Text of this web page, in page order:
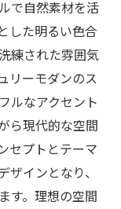
立て方
スピレーシ
の応用
リノベーシ
レンジする
で自然素材を活
した明るい色合
練された雰囲気
リーモダンのス
ルなアクセント
ら現代的な空間
セプトとテーマ
インとなり、
す。理想の空間